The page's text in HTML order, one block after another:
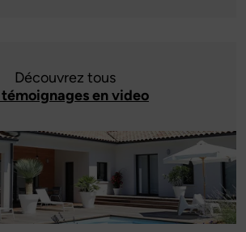
Découvrez tous
témoignages en video